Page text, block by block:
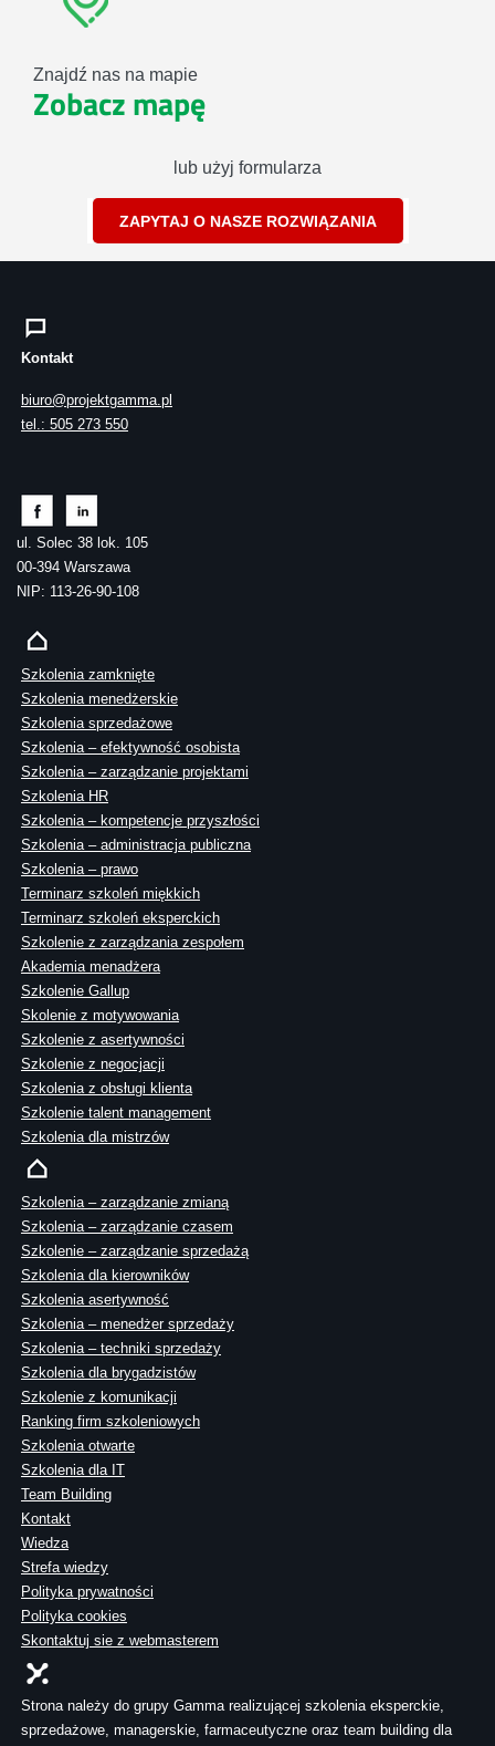
Znajdź nas na mapie
Zobacz mapę
lub użyj formularza
ZAPYTAJ O NASZE ROZWIĄZANIA
Kontakt
biuro@projektgamma.pl
tel.: 505 273 550
ul. Solec 38 lok. 105
00-394 Warszawa
NIP: 113-26-90-108
Szkolenia zamknięte
Szkolenia menedżerskie
Szkolenia sprzedażowe
Szkolenia – efektywność osobista
Szkolenia – zarządzanie projektami
Szkolenia HR
Szkolenia – kompetencje przyszłości
Szkolenia – administracja publiczna
Szkolenia – prawo
Terminarz szkoleń miękkich
Terminarz szkoleń eksperckich
Szkolenie z zarządzania zespołem
Akademia menadżera
Szkolenie Gallup
Skolenie z motywowania
Szkolenie z asertywności
Szkolenie z negocjacji
Szkolenia z obsługi klienta
Szkolenie talent management
Szkolenia dla mistrzów
Szkolenia – zarządzanie zmianą
Szkolenia – zarządzanie czasem
Szkolenie – zarządzanie sprzedażą
Szkolenia dla kierowników
Szkolenia asertywność
Szkolenia – menedżer sprzedaży
Szkolenia – techniki sprzedaży
Szkolenia dla brygadzistów
Szkolenie z komunikacji
Ranking firm szkoleniowych
Szkolenia otwarte
Szkolenia dla IT
Team Building
Kontakt
Wiedza
Strefa wiedzy
Polityka prywatności
Polityka cookies
Skontaktuj sie z webmasterem
Strona należy do grupy Gamma realizującej szkolenia eksperckie,
sprzedażowe, managerskie, farmaceutyczne oraz team building dla